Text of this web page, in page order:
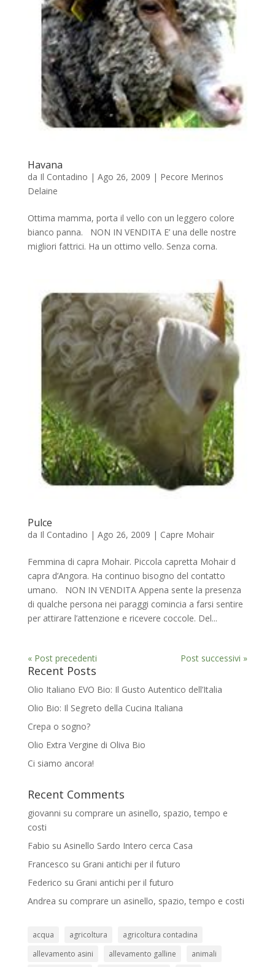
Havana
da Il Contadino | Ago 26, 2009 | Pecore Merinos
Delaine
Ottima mamma, porta il vello con un leggero colore
bianco panna. NON IN VENDITA E’ una delle nostre
migliori fattrici. Ha un ottimo vello. Senza corna.
Pulce
da Il Contadino | Ago 26, 2009 | Capre Mohair
Femmina di capra Mohair. Piccola capretta Mohair d
capra d’Angora. Ha continuo bisogno del contatto
umano. NON IN VENDITA Appena sente la presenza
di qualche persona nei paraggi comincia a farsi sentire
per attirare l’attenzione e ricevere coccole. Del...
« Post precedenti Post successivi »
Recent Posts
Olio Italiano EVO Bio: Il Gusto Autentico dell’Italia
Olio Bio: Il Segreto della Cucina Italiana
Crepa o sogno?
Olio Extra Vergine di Oliva Bio
Ci siamo ancora!
Recent Comments
giovanni su comprare un asinello, spazio, tempo e
costi
Fabio su Asinello Sardo Intero cerca Casa
Francesco su Grani antichi per il futuro
Federico su Grani antichi per il futuro
Andrea su comprare un asinello, spazio, tempo e costi
acqua agricoltura
agricoltura contadina
allevamento asini
allevamento galline
animali